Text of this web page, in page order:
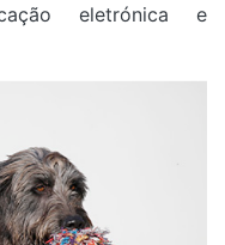
eletrónica e